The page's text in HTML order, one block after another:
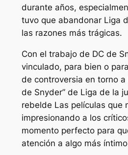
durante años,
tuvo que abandonar Liga
las razones más trágicas.
Con el trabajo de DC de
vinculado, para bien o
de controversia en torno a
de Snyder” de Liga de la
rebelde Las películas que
impresionando a los
momento perfecto para
atención a algo más